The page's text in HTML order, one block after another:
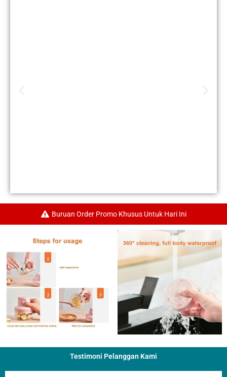
Buruan Order Promo Khusus Untuk Hari Ini
Testimoni Pelanggan Kami​